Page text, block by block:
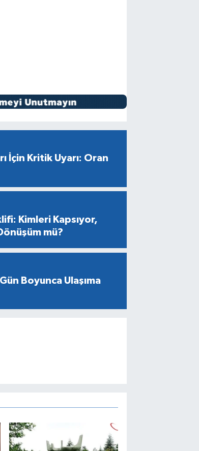
İçin Kritik Uyarı: Oran
Kimleri Kapsıyor,
mü?
Boyunca Ulaşıma